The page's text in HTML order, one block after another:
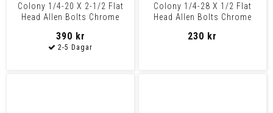
Colony 1/4-20 X 2-1/2 Flat
Head Allen Bolts Chrome
390 kr
Colony 1/4-28 X 1/2 Flat
Head Allen Bolts Chrome
230 kr